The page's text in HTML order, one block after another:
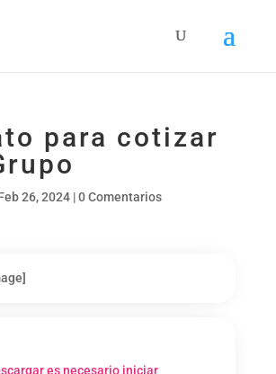
para cotizar
26, 2024|0 Comentarios
es necesario iniciar